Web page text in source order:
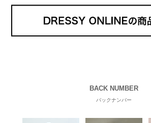
BACK NUMBER
バックナンバー